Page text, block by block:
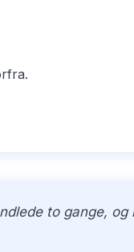
to gange, og